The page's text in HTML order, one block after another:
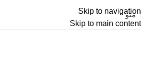
Skip to navigation
Skip to main content
منو